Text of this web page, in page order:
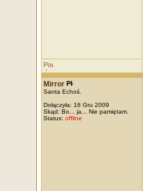
Mirror
Santa Echoś.
Dołączyła: 16 Gru 2009
Skąd: Bo... ja... Nie pamiętam.
Status: offline